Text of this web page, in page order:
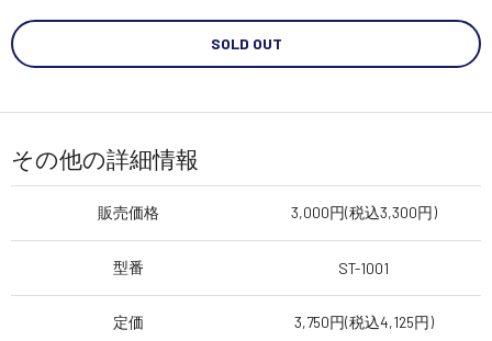
SOLD OUT
その他の詳細情報
販売価格 3,000円(税込3,300円)
型番 ST-1001
定価 3,750円(税込4,125円)